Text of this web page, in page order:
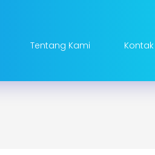
Tentang Kami Kontak